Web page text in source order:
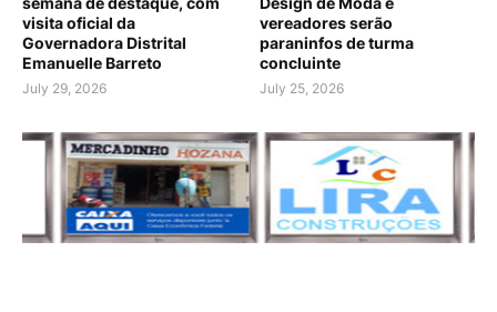
visita oficial da
Governadora Distrital
Emanuelle Barreto
July 29, 2026
vereadores serão
paraninfos de turma
concluinte
July 25, 2026